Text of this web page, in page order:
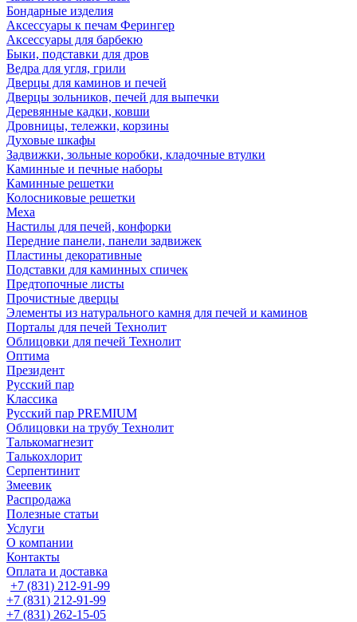
Бондарные изделия
Аксессуары к печам Ферингер
Аксессуары для барбекю
Быки, подставки для дров
Ведра для угля, грили
Дверцы для каминов и печей
Дверцы зольников, печей для выпечки
Деревянные кадки, ковши
Дровницы, тележки, корзины
Духовые шкафы
Задвижки, зольные коробки, кладочные втулки
Каминные и печные наборы
Каминные решетки
Колосниковые решетки
Меха
Настилы для печей, конфорки
Передние панели, панели задвижек
Пластины декоративные
Подставки для каминных спичек
Предтопочные листы
Прочистные дверцы
Элементы из натурального камня для печей и каминов
Порталы для печей Технолит
Облицовки для печей Технолит
Оптима
Президент
Русский пар
Классика
Русский пар PREMIUM
Облицовки на трубу Технолит
Талькомагнезит
Талькохлорит
Серпентинит
Змеевик
Распродажа
Полезные статьи
Услуги
О компании
Контакты
Оплата и доставка
+7 (831) 212-91-99
+7 (831) 212-91-99
+7 (831) 262-15-05